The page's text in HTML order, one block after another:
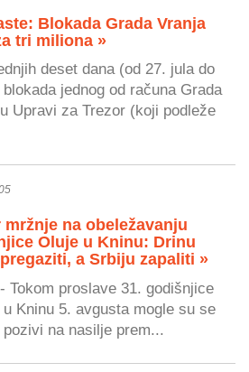
Blokada Grada Vranja
tri miliona »
deset dana (od 27. jula do
jednog od računa Grada
Upravi za Trezor (koji podleže
mržnje na obeležavanju
Oluje u Kninu: Drinu
a Srbiju zapaliti »
Tokom proslave 31. godišnjice
Kninu 5. avgusta mogle su se
na nasilje prem...